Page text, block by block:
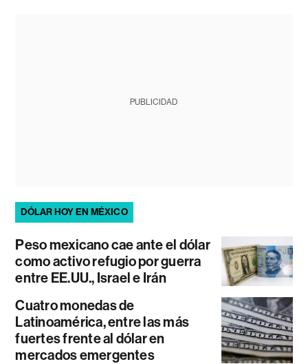
PUBLICIDAD
DÓLAR HOY EN MÉXICO
Peso mexicano cae ante el dólar
como activo refugio por guerra
entre EE.UU., Israel e Irán
Cuatro monedas de
Latinoamérica, entre las más
fuertes frente al dólar en
mercados emergentes